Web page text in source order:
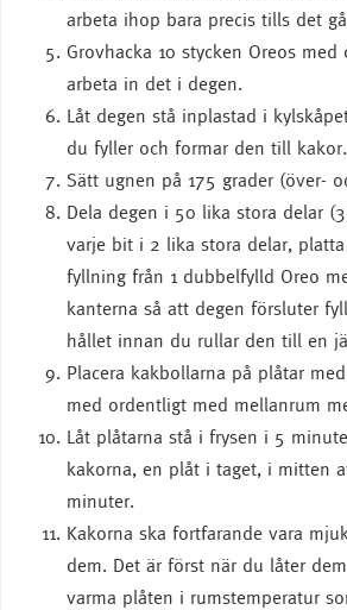
arbeta ihop bara precis tills det
Grovhacka 10 stycken Oreos
arbeta in det i degen.
Låt degen stå inplastad i
du fyller och formar den till kakor.
Sätt ugnen på 175 grader (över-
Dela degen i 50 lika stora delar
varje bit i 2 lika stora delar,
fyllning från 1 dubbelfylld Oreo
kanterna så att degen försluter
hållet innan du rullar den till en
Placera kakbollarna på plåtar
med ordentligt med mellanrum
Låt plåtarna stå i frysen i 5
kakorna, en plåt i taget, i mitten
minuter.
Kakorna ska fortfarande vara
dem. Det är först när du låter
varma plåten i rumstemperatur